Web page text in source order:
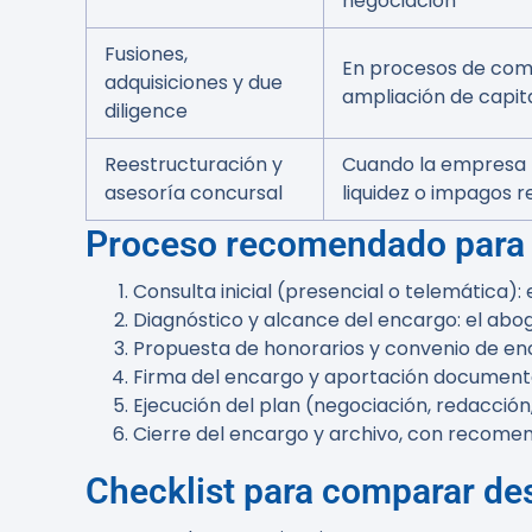
Fusiones,
adquisiciones y due
diligence
En procesos de
ampliación de
Reestructuración y
asesoría concursal
Cuando la
liquidez o impagos
Proceso recomendado
Consulta inicial (presencial o
Diagnóstico y alcance del encargo: el
Propuesta de honorarios y convenio de
Firma del encargo y aportación
Ejecución del plan (negociación,
Cierre del encargo y archivo, con
Checklist para comparar